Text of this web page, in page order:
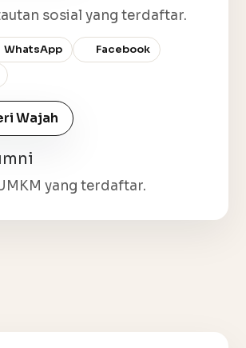
sosial yang terdaftar.
WhatsApp
Facebook
Wajah
yang terdaftar.